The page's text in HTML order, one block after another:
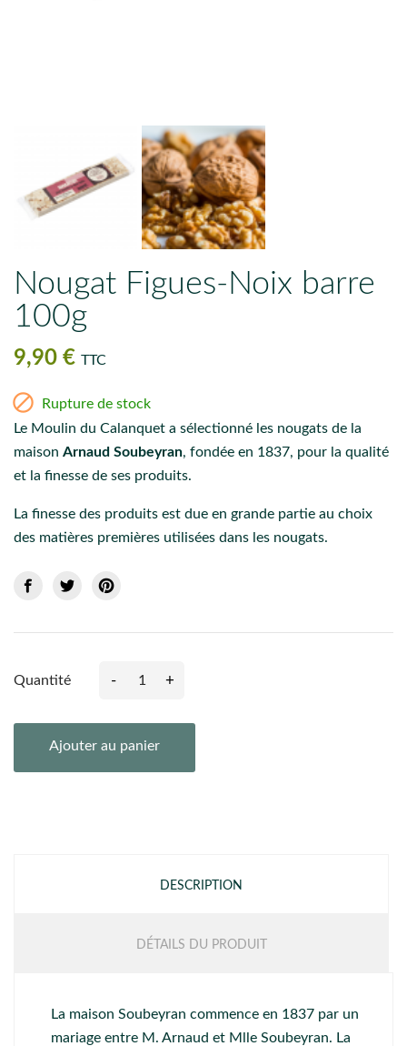
Nougat Figues-Noix barre
100g
9,90 € TTC

Rupture de stock
Le Moulin du Calanquet a sélectionné les nougats de la
maison Arnaud Soubeyran, fondée en 1837, pour la qualité
et la finesse de ses produits.
La finesse des produits est due en grande partie au choix
des matières premières utilisées dans les nougats.
Quantité - +
Ajouter au panier
DESCRIPTION
DÉTAILS DU PRODUIT
La maison Soubeyran commence en 1837 par un
mariage entre M. Arnaud et Mlle Soubeyran. La